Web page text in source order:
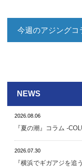
今週のアジングコ
NEWS
2026.08.06
『夏の潮』 コラム -
2026.07.30
『横浜でギガアジを追